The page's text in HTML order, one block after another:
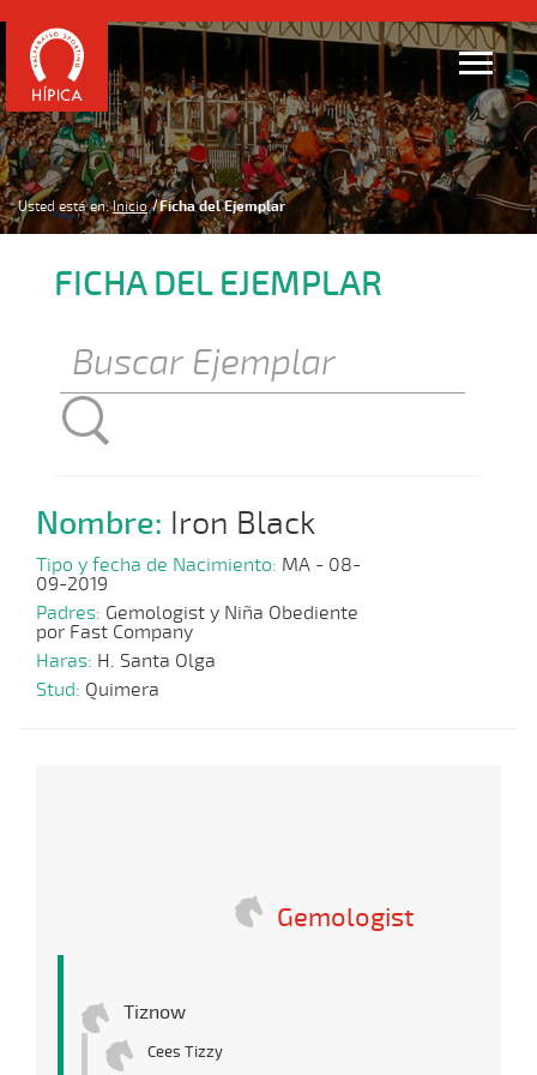
Usted está en: Inicio Ficha del Ejemplar
FICHA DEL EJEMPLAR
Nombre: Iron Black
Tipo y fecha de Nacimiento: MA - 08-
09-2019
Padres: Gemologist y Niña Obediente
por Fast Company
Haras: H. Santa Olga
Stud: Quimera
Gemologist
Tiznow
Cees Tizzy